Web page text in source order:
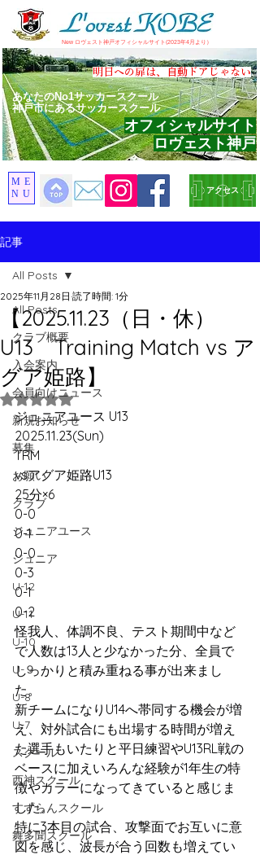
​New ロヴェスト神戸オフィシャルサイト(2023年4月より）
​明日への扉は、自動ドアじゃない
あなたのNo1サッカースクール
神戸市にあるサッカースクール
アクセス
オフィシャルサイト
ロヴェスト神戸
ME
NU
記事
All Posts
クラブ概要
入会案内
会員向けニュース
新規お知らせ
募集
お願い
クラブ
ジュニアユース
ジュニア
U-12
U-11
U-10
U-９
U-8
U-7
スクール
西神スクール
すずらんスクール
舞多聞スクール
All Posts
【2025.11.23（日・休）
U13 Training Match vs ア
グア姫路】
2025年11月28日 読了時間: 1分
5つ星のうちNaNと評価されています。
ジュニアユース U13
2025.11.23(Sun)
TRM
vsアグア姫路U13
25分×6
0-0
0-1
0-0
0-3
0-1
0-2
怪我人、体調不良、テスト期間中など
で人数は13人と少なかった分、全員で
しっかりと積み重ねる事が出来まし
た。
新チームになりU14へ帯同する機会が増
え、対外試合にも出場する時間が増え
た選手もいたりと平日練習やU13RL戦の
ベースに加えいろんな経験が1年生の特
徴やカラーになってきていると感じま
した。
特に3本目の試合、攻撃面でお互いに意
図を感じ、波長が合う回数も増えてい